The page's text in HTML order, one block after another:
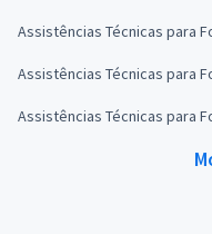
Assistências Técnicas para
Assistências Técnicas para
Assistências Técnicas para